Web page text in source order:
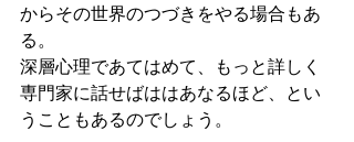
からその世界のつづきをやる場合もあ
る。
深層心理であてはめて、もっと詳しく
専門家に話せばははあなるほど、とい
うこともあるのでしょう。